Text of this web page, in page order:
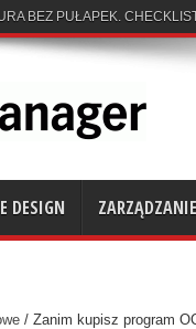
BEZ PUŁAPEK.
DESIGN ZARZĄDZANIE
/ Zanim kupisz program